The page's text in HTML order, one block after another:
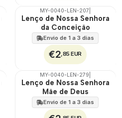
🇵🇹
100%
MY-0040-LEN-207
Lenço de Nossa Senhora
da Conceição
Envio de 1 a 3 dias
€2,85 EUR
🇵🇹
100%
MY-0040-LEN-279
Lenço de Nossa Senhora
Mãe de Deus
Envio de 1 a 3 dias